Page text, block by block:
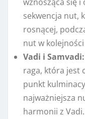
sekwencja nut,
rosnącej,
nut w
Vadi i Samvadi:
raga, która jest
punkt
najważniejsza
harmonii z Vadi.